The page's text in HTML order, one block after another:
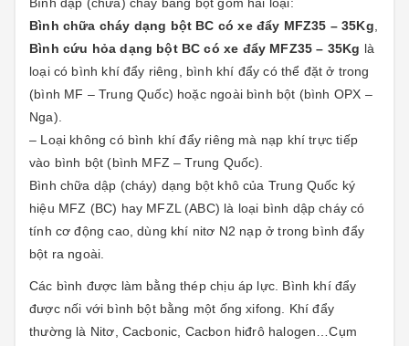
Bình chữa cháy dạng bột BC có xe đẩy MFZ35 – 35Kg
Bình cứu hỏa dạng bột BC có xe đẩy MFZ35 – 35Kg là
loại có bình khí đẩy riêng, bình khí đẩy có thể đặt ở trong
(bình MF – Trung Quốc) hoặc ngoài bình bột (bình OPX –
Nga).
– Loại không có bình khí đẩy riêng mà nạp khí trực tiếp
vào bình bột (bình MFZ – Trung Quốc).
Bình chữa dập (cháy) dạng bột khô của Trung Quốc ký
hiệu MFZ (BC) hay MFZL (ABC) là loại bình dập cháy có
tính cơ động cao, dùng khí nitơ N2 nạp ở trong bình đẩy
bột ra ngoài.
Các bình được làm bằng thép chịu áp lực. Bình khí đẩy
được nối với bình bột bằng một ống xifong. Khí đẩy
thường là Nitơ, Cacbonic, Cacbon hiđrô halogen…Cụm